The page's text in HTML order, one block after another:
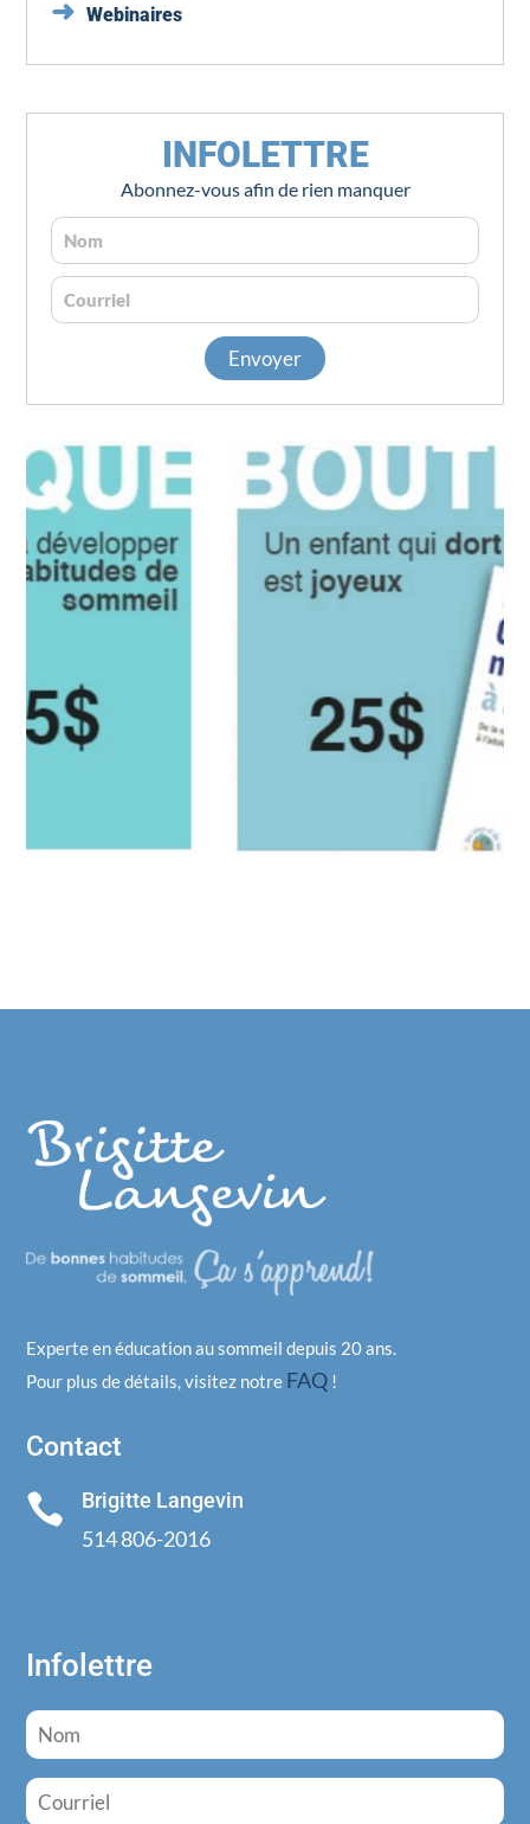
Webinaires
INFOLETTRE
Abonnez-vous afin de rien manquer
Experte en éducation au sommeil depuis 20 ans.
Pour plus de détails, visitez notre FAQ !
Contact
 Brigitte Langevin
514 806-2016
Infolettre